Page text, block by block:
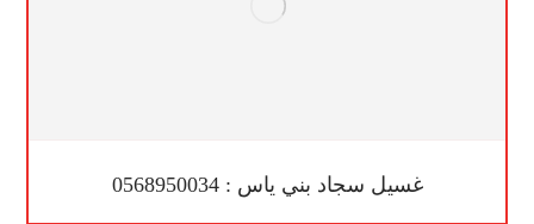
غسيل سجاد بني ياس : 0568950034